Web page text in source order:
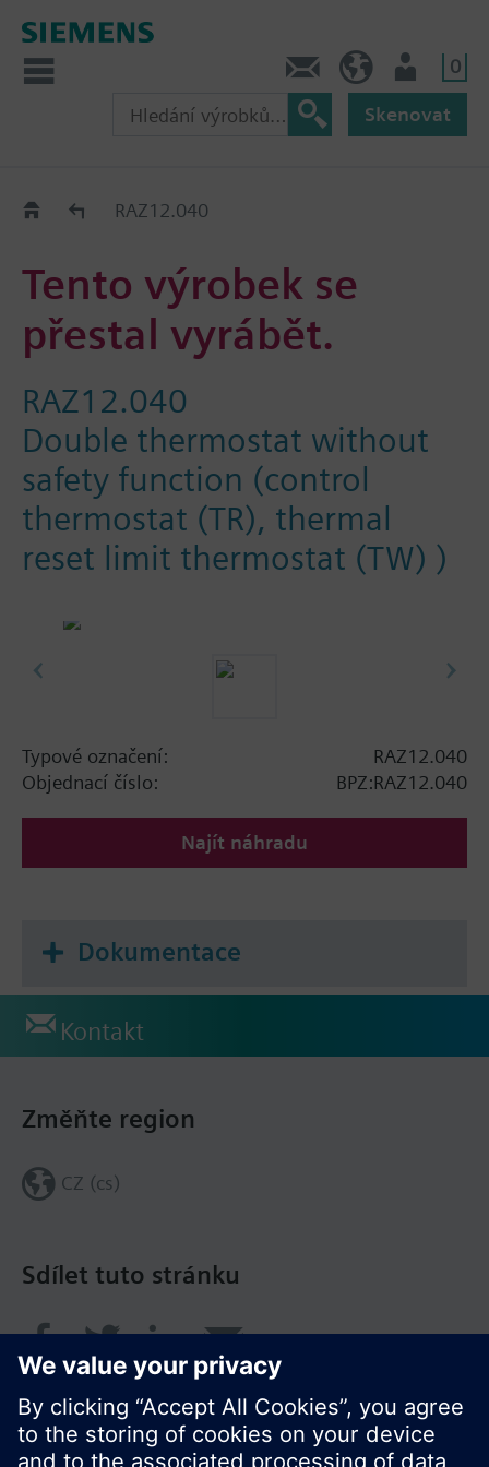
0
Skenovat
Old2NewRAZ12.040
Tento výrobek se
přestal vyrábět.
RAZ12.040
Double thermostat without
safety function (control
thermostat (TR), thermal
reset limit thermostat (TW) )
Typové označení:
RAZ12.040
Objednací číslo:
BPZ:RAZ12.040
Najít náhradu
Dokumentace
Kontakt
Sdílet tuto stránku
Změňte region
CZ (cs)